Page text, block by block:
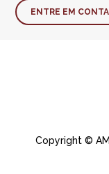
ENTRE EM
Copyright ©